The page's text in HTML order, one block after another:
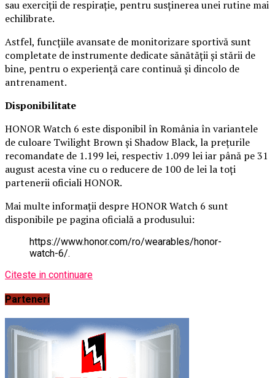
sau exerciții de respirație, pentru susținerea unei rutine mai
echilibrate.
Astfel, funcțiile avansate de monitorizare sportivă sunt
completate de instrumente dedicate sănătății și stării de
bine, pentru o experiență care continuă și dincolo de
antrenament.
Disponibilitate
HONOR Watch 6 este disponibil în România în variantele
de culoare Twilight Brown și Shadow Black, la prețurile
recomandate de 1.199 lei, respectiv 1.099 lei iar până pe 31
august acesta vine cu o reducere de 100 de lei la toți
partenerii oficiali HONOR.
Mai multe informații despre HONOR Watch 6 sunt
disponibile pe pagina oficială a produsului:
https://www.honor.com/ro/wearables/honor-
watch-6/.
Citeste in continuare
Parteneri